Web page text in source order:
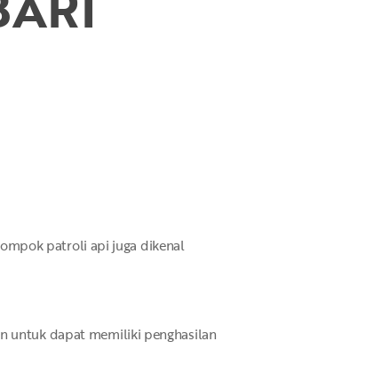
patroli api juga dikenal
untuk dapat memiliki penghasilan